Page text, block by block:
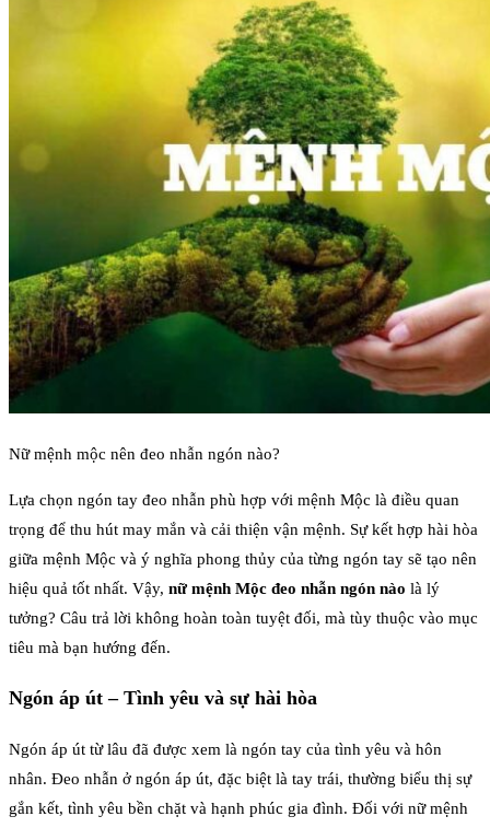
Nữ mệnh mộc nên đeo nhẫn ngón nào?
Lựa chọn ngón tay đeo nhẫn phù hợp với mệnh Mộc là điều quan
trọng để thu hút may mắn và cải thiện vận mệnh. Sự kết hợp hài hòa
giữa mệnh Mộc và ý nghĩa phong thủy của từng ngón tay sẽ tạo nên
hiệu quả tốt nhất. Vậy, nữ mệnh Mộc đeo nhẫn ngón nào là lý
tưởng? Câu trả lời không hoàn toàn tuyệt đối, mà tùy thuộc vào mục
tiêu mà bạn hướng đến.
Ngón áp út – Tình yêu và sự hài hòa
Ngón áp út từ lâu đã được xem là ngón tay của tình yêu và hôn
nhân. Đeo nhẫn ở ngón áp út, đặc biệt là tay trái, thường biểu thị sự
gắn kết, tình yêu bền chặt và hạnh phúc gia đình. Đối với nữ mệnh